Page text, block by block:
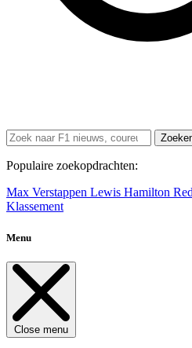
Populaire zoekopdrachten:
Max Verstappen Lewis Hamilton
Klassement
Menu
Close menu